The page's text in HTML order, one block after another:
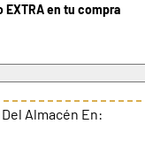
en tu compra
Almacén En: